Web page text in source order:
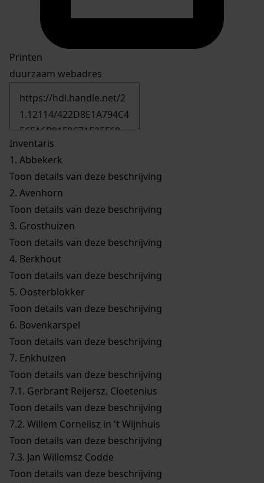
Printen
duurzaam webadres
Inventaris
1. Abbekerk
Toon details van deze beschrijving
2. Avenhorn
Toon details van deze beschrijving
3. Grosthuizen
Toon details van deze beschrijving
4. Berkhout
Toon details van deze beschrijving
5. Oosterblokker
Toon details van deze beschrijving
6. Bovenkarspel
Toon details van deze beschrijving
7. Enkhuizen
Toon details van deze beschrijving
7.1. Gerbrant Reijersz. Cloetenius
Toon details van deze beschrijving
7.2. Willem Cornelisz in 't Wijnhuis
Toon details van deze beschrijving
7.3. Jan Willemsz Codde
Toon details van deze beschrijving